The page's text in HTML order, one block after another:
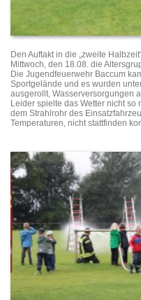
Den Auftakt in die „zweite
Mittwoch, den 18.08. die
Die Jugendfeuerwehr Baccum
Sportgelände und es wurden
ausgerollt, Wasserversorgungen
Leider spielte das Wetter nicht so
dem Strahlrohr des
Temperaturen, nicht stattfinden